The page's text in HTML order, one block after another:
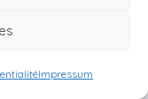
Impressum
Centrepour